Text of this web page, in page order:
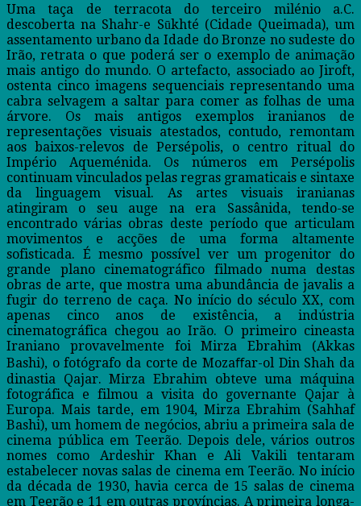
Uma taça de terracota do terceiro milénio a.C.
descoberta na Shahr-e Sūkhté (Cidade Queimada), um
assentamento urbano da Idade do Bronze no sudeste do
Irão, retrata o que poderá ser o exemplo de animação
mais antigo do mundo. O artefacto, associado ao Jiroft,
ostenta cinco imagens sequenciais representando uma
cabra selvagem a saltar para comer as folhas de uma
árvore. Os mais antigos exemplos iranianos de
representações visuais atestados, contudo, remontam
aos baixos-relevos de Persépolis, o centro ritual do
Império Aqueménida. Os números em Persépolis
continuam vinculados pelas regras gramaticais e sintaxe
da linguagem visual. As artes visuais iranianas
atingiram o seu auge na era Sassânida, tendo-se
encontrado várias obras deste período que articulam
movimentos e acções de uma forma altamente
sofisticada. É mesmo possível ver um progenitor do
grande plano cinematográfico filmado numa destas
obras de arte, que mostra uma abundância de javalis a
fugir do terreno de caça. No início do século XX, com
apenas cinco anos de existência, a indústria
cinematográfica chegou ao Irão. O primeiro cineasta
Iraniano provavelmente foi Mirza Ebrahim (Akkas
Bashi), o fotógrafo da corte de Mozaﬀar-ol Din Shah da
dinastia Qajar. Mirza Ebrahim obteve uma máquina
fotográfica e filmou a visita do governante Qajar à
Europa. Mais tarde, em 1904, Mirza Ebrahim (Sahhaf
Bashi), um homem de negócios, abriu a primeira sala de
cinema pública em Teerão. Depois dele, vários outros
nomes como Ardeshir Khan e Ali Vakili tentaram
estabelecer novas salas de cinema em Teerão. No início
da década de 1930, havia cerca de 15 salas de cinema
em Teerão e 11 em outras províncias. A primeira longa-